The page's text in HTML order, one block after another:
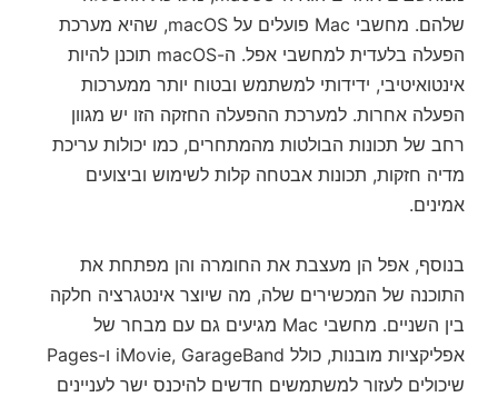
שלהם. מחשבי Mac פועלים על macOS, שהיא מערכת
הפעלה בלעדית למחשבי אפל. ה-macOS תוכנן להיות
אינטואיטיבי, ידידותי למשתמש ובטוח יותר ממערכות
הפעלה אחרות. למערכת ההפעלה החזקה הזו יש מגוון
רחב של תכונות הבולטות מהמתחרים, כמו יכולות עריכת
מדיה חזקות, תכונות אבטחה קלות לשימוש וביצועים
אמינים.
בנוסף, אפל הן מעצבת את החומרה והן מפתחת את
התוכנה של המכשירים שלה, מה שיוצר אינטגרציה חלקה
בין השניים. מחשבי Mac מגיעים גם עם מבחר של
אפליקציות מובנות, כולל iMovie, GarageBand ו-Pages
שיכולים לעזור למשתמשים חדשים להיכנס ישר לעניינים